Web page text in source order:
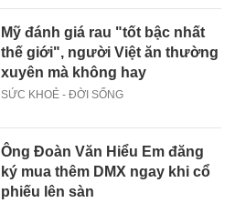
Mỹ đánh giá rau "tốt bậc nhất
thế giới", người Việt ăn thường
xuyên mà không hay
SỨC KHOẺ - ĐỜI SỐNG
Ông Đoàn Văn Hiểu Em đăng
ký mua thêm DMX ngay khi cổ
phiếu lên sàn